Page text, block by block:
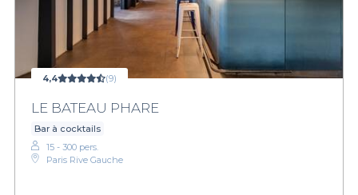
4,4 (9)
LE BATEAU PHARE
Bar à cocktails
15 - 300 pers.
Paris Rive Gauche